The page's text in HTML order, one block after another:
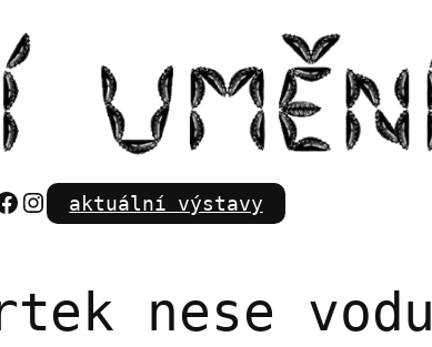
Instagram
aktuální výstavy
nese vodu